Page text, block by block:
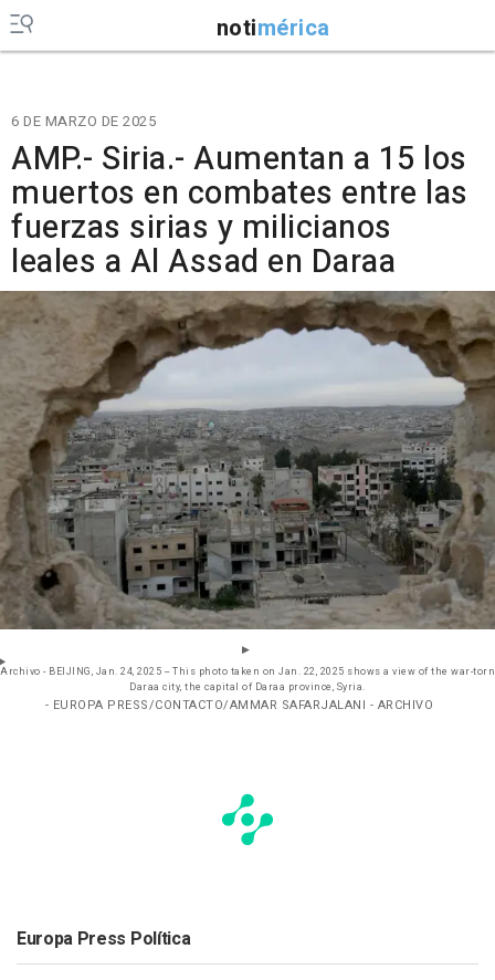
notimérica
6 DE MARZO DE 2025
AMP.- Siria.- Aumentan a 15 los
muertos en combates entre las
fuerzas sirias y milicianos
leales a Al Assad en Daraa
Archivo - BEIJING, Jan. 24, 2025 -- This photo taken on Jan. 22, 2025 shows a view of the war-torn
Daraa city, the capital of Daraa province, Syria.
- EUROPA PRESS/CONTACTO/AMMAR SAFARJALANI - ARCHIVO
Europa Press Política